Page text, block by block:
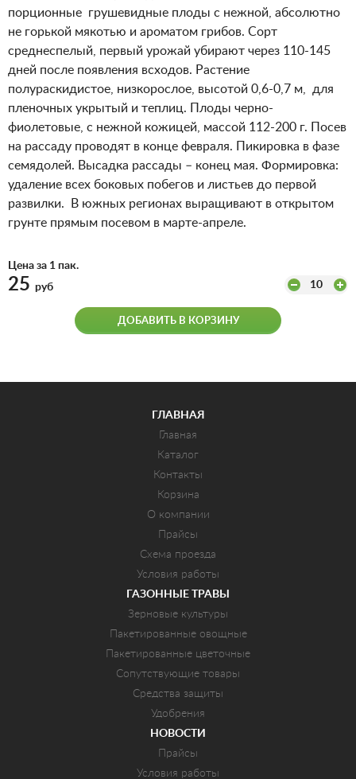
порционные грушевидные плоды с нежной, абсолютно
не горькой мякотью и ароматом грибов. Сорт
среднеспелый, первый урожай убирают через 110-145
дней после появления всходов. Растение
полураскидистое, низкорослое, высотой 0,6-0,7 м, для
пленочных укрытый и теплиц. Плоды черно-
фиолетовые, с нежной кожицей, массой 112-200 г. Посев
на рассаду проводят в конце февраля. Пикировка в фазе
семядолей. Высадка рассады – конец мая. Формировка:
удаление всех боковых побегов и листьев до первой
развилки. В южных регионах выращивают в открытом
грунте прямым посевом в марте-апреле.
Цена за 1 пак.
25 руб 10
ДОБАВИТЬ В КОРЗИНУ
ГЛАВНАЯ
Главная
Каталог
Контакты
Корзина
О компании
Прайсы
Схема проезда
Условия работы
ГАЗОННЫЕ ТРАВЫ
Зерновые культуры
Пакетированные овощные
Пакетированные цветочные
Сопутствующие товары
Средства защиты
Удобрения
НОВОСТИ
Прайсы
Условия работы